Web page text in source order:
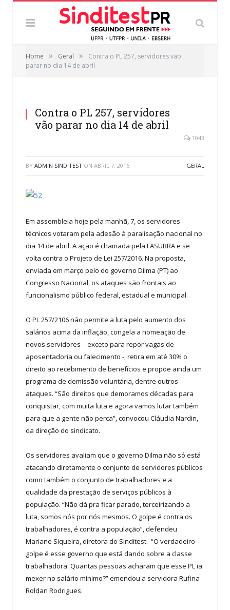
Home » Geral »
Contra o PL 257, servidores vão
parar no dia 14 de abril
Contra o PL 257, servidores
vão parar no dia 14 de abril
1043
BY ADMIN SINDITEST ON ABRIL 7, 2016 GERAL
Em assembleia hoje pela manhã, 7, os servidores
técnicos votaram pela adesão à paralisação nacional no
dia 14 de abril. A ação é chamada pela FASUBRA e se
volta contra o Projeto de Lei 257/2016. Na proposta,
enviada em março pelo do governo Dilma (PT) ao
Congresso Nacional, os ataques são frontais ao
funcionalismo público federal, estadual e municipal.
O PL 257/2106 não permite a luta pelo aumento dos
salários acima da inflação, congela a nomeação de
novos servidores – exceto para repor vagas de
aposentadoria ou falecimento -, retira em até 30% o
direito ao recebimento de benefícios e propõe ainda um
programa de demissão voluntária, dentre outros
ataques. “São direitos que demoramos décadas para
conquistar, com muita luta e agora vamos lutar também
para que a gente não perca”, convocou Cláudia Nardin,
da direção do sindicato.
Os servidores avaliam que o governo Dilma não só está
atacando diretamente o conjunto de servidores públicos
como também o conjunto de trabalhadores e a
qualidade da prestação de serviços públicos à
população. “Não dá pra ficar parado, terceirizando a
luta, somos nós por nós mesmos. O golpe é contra os
trabalhadores, é contra a população”, defendeu
Mariane Siqueira, diretora do Sinditest. “O verdadeiro
golpe é esse governo que está dando sobre a classe
trabalhadora. Quantas pessoas acharam que esse PL ia
mexer no salário mínimo?” emendou a servidora Rufina
Roldan Rodrigues.